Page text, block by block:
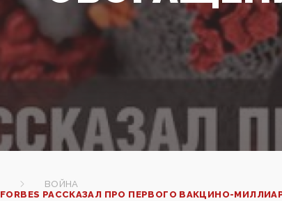
ВОЙНА
FORBES РАССКАЗАЛ ПРО ПЕРВОГО ВАКЦИНО-